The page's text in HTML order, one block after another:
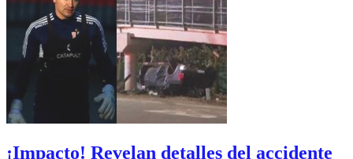
¡Impacto! Revelan detalles del accidente